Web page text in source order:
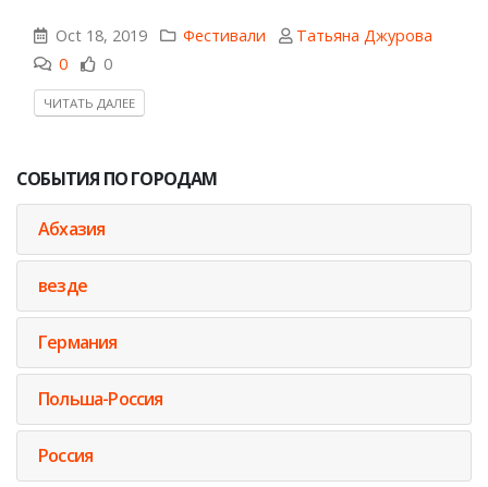
Oct 18, 2019 Фестивали
Татьяна Джурова
0
0
ЧИТАТЬ ДАЛЕЕ
СОБЫТИЯ ПО ГОРОДАМ
Абхазия
везде
Германия
Польша-Россия
Россия